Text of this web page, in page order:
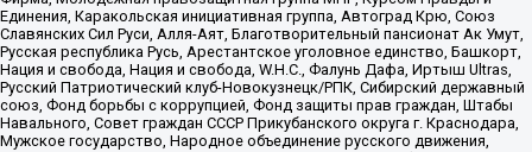
Единения, Каракольская инициативная группа, Автоград Крю, Союз
Славянских Сил Руси, Алля-Аят, Благотворительный пансионат Ак Умут,
Русская республика Русь, Арестантское уголовное единство, Башкорт,
Нация и свобода, Нация и свобода, W.H.С., Фалунь Дафа, Иртыш Ultras,
Русский Патриотический клуб-Новокузнецк/РПК, Сибирский державный
союз, Фонд борьбы с коррупцией, Фонд защиты прав граждан, Штабы
Навального, Совет граждан СССР Прикубанского округа г. Краснодара,
Мужское государство, Народное объединение русского движения,